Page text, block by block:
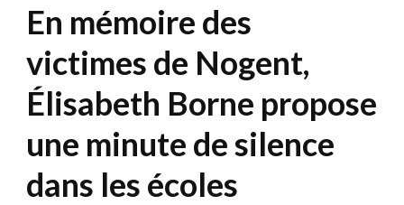
En mémoire des
victimes de Nogent,
Élisabeth Borne propose
une minute de silence
dans les écoles